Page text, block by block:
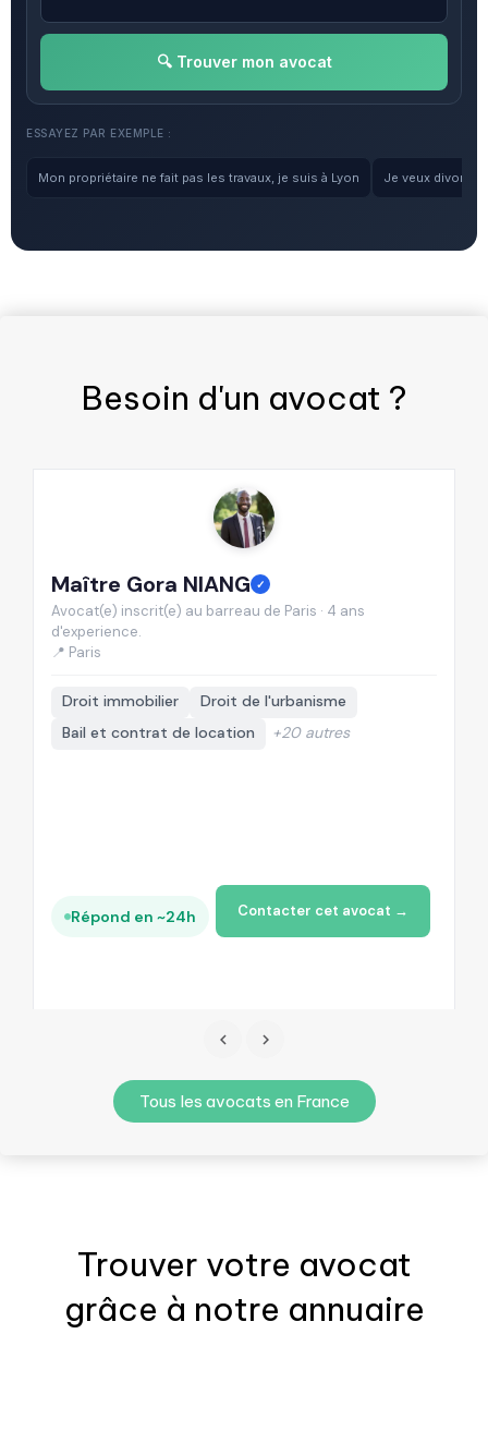
🔍 Trouver mon avocat
ESSAYEZ PAR EXEMPLE :
Mon propriétaire ne fait pas les travaux, je suis à Lyon Je veux
Besoin d'un avocat ?
Maître Gora NIANG ✓
Avocat(e) inscrit(e) au barreau de Paris · 4 ans
d'experience.
📍 Paris
Droit immobilier
Droit de l'urbanisme
Bail et contrat de location
+20 autres
Répond en ~24h Contacter cet avocat →
Tous les avocats en France
Trouver votre avocat
grâce à notre annuaire